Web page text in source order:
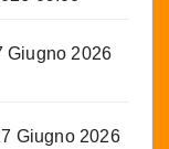
Giugno 2026
Giugno 2026